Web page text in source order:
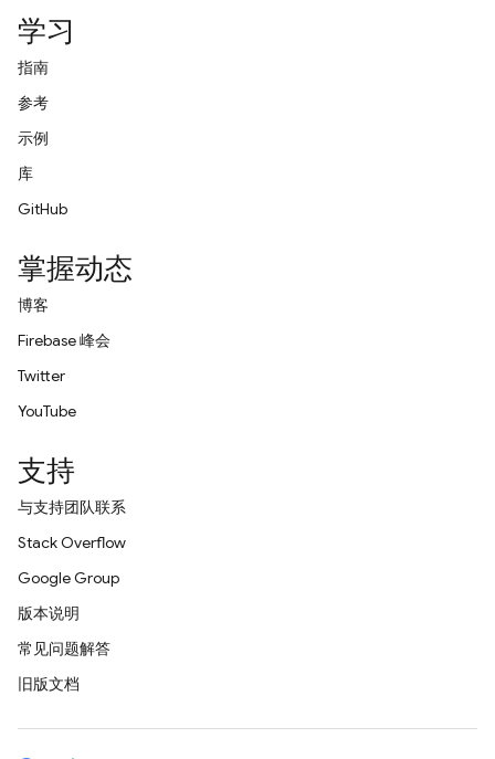
学习
指南
参考
示例
库
GitHub
掌握动态
博客
Firebase 峰会
Twitter
YouTube
支持
与支持团队联系
Stack Overflow
Google Group
版本说明
常见问题解答
旧版文档